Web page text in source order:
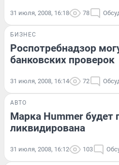
31 июля, 2008, 16:18 78
БИЗНЕС
Роспотребнадзор
банковских проверок
31 июля, 2008, 16:14 72
АВТО
Марка Hummer будет
ликвидирована
31 июля, 2008, 16:12 103